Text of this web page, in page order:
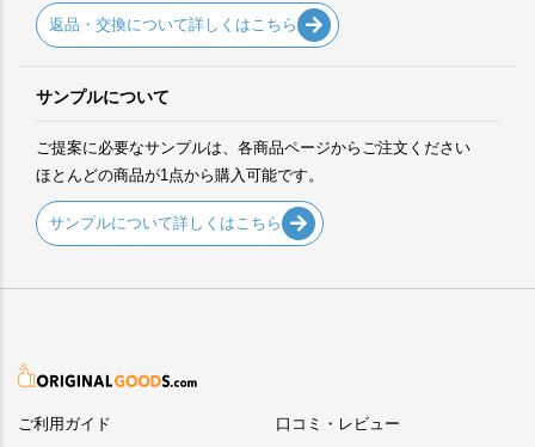
返品・交換について詳しくはこちら
サンプルについて
ご提案に必要なサンプルは、各商品ページからご注文ください
ほとんどの商品が1点から購入可能です。
サンプルについて詳しくはこちら
ご利用ガイド
口コミ・レビュー